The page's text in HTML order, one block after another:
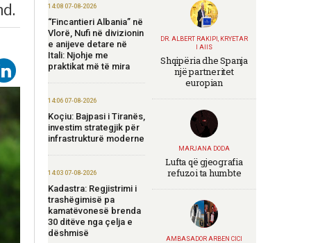
14:08 07-08-2026
“Fincantieri Albania” në
Vlorë, Nufi në divizionin
e anijeve detare në
Itali: Njohje me
praktikat më të mira
14:06 07-08-2026
Koçiu: Bajpasi i Tiranës,
investim strategjik për
infrastrukturë moderne
14:03 07-08-2026
Kadastra: Regjistrimi i
trashëgimisë pa
kamatëvonesë brenda
30 ditëve nga çelja e
dëshmisë
DR. ALBERT RAKIPI, KRYETAR
I AIIS
Shqipëria dhe Spanja
një partneritet
europian
MARJANA DODA
Lufta që gjeografia
refuzoi ta humbte
AMBASADOR ARBEN CICI